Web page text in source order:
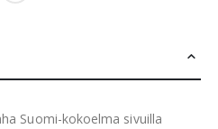
Suomi-kokoelma sivuilla